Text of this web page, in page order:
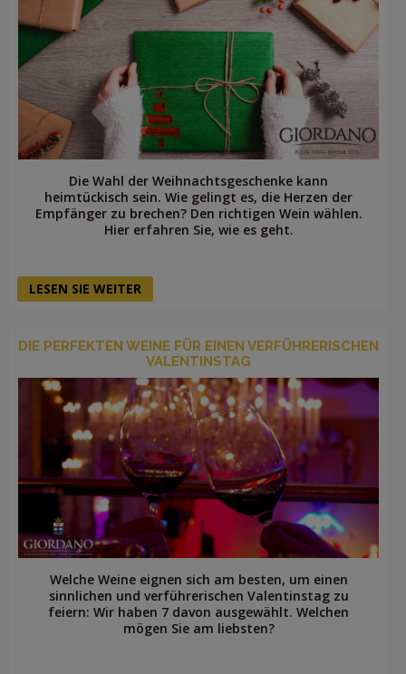
Die Wahl der Weihnachtsgeschenke kann
heimtückisch sein. Wie gelingt es, die Herzen der
Empfänger zu brechen? Den richtigen Wein wählen.
Hier erfahren Sie, wie es geht.
LESEN SIE WEITER
DIE PERFEKTEN WEINE FÜR EINEN VERFÜHRERISCHEN
VALENTINSTAG
Welche Weine eignen sich am besten, um einen
sinnlichen und verführerischen Valentinstag zu
feiern: Wir haben 7 davon ausgewählt. Welchen
mögen Sie am liebsten?